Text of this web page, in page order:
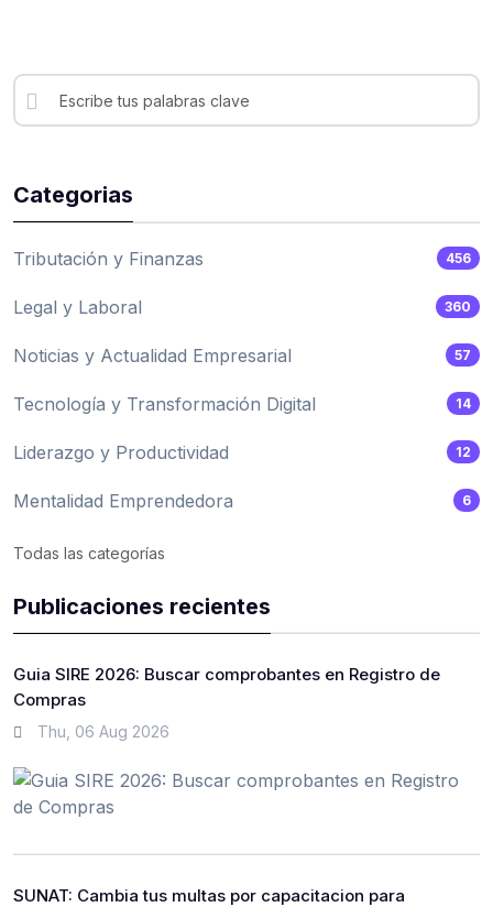
Categorias
Tributación y Finanzas 456
Legal y Laboral 360
Noticias y Actualidad Empresarial 57
Tecnología y Transformación Digital 14
Liderazgo y Productividad 12
Mentalidad Emprendedora 6
Todas las categorías
Publicaciones recientes
Guia SIRE 2026: Buscar comprobantes en Registro de
Compras
Thu, 06 Aug 2026
SUNAT: Cambia tus multas por capacitacion para